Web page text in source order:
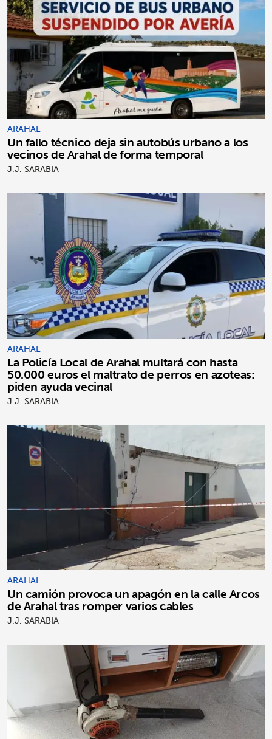
ARAHAL
Un fallo técnico deja sin autobús urbano a los
vecinos de Arahal de forma temporal
J.J. SARABIA
ARAHAL
La Policía Local de Arahal multará con hasta
50.000 euros el maltrato de perros en azoteas:
piden ayuda vecinal
J.J. SARABIA
ARAHAL
Un camión provoca un apagón en la calle Arcos
de Arahal tras romper varios cables
J.J. SARABIA